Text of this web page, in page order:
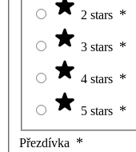
2 stars
3 stars
4 stars
5 stars
Přezdívka